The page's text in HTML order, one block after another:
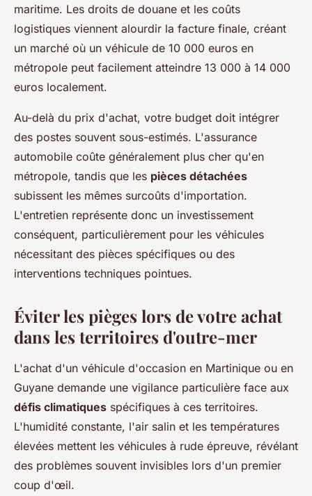
maritime. Les droits de douane et les coûts
logistiques viennent alourdir la facture finale, créant
un marché où un véhicule de 10 000 euros en
métropole peut facilement atteindre 13 000 à 14 000
euros localement.
Au-delà du prix d'achat, votre budget doit intégrer
des postes souvent sous-estimés. L'assurance
automobile coûte généralement plus cher qu'en
métropole, tandis que les pièces détachées
subissent les mêmes surcoûts d'importation.
L'entretien représente donc un investissement
conséquent, particulièrement pour les véhicules
nécessitant des pièces spécifiques ou des
interventions techniques pointues.
Éviter les pièges lors de votre achat
dans les territoires d'outre-mer
L'achat d'un véhicule d'occasion en Martinique ou en
Guyane demande une vigilance particulière face aux
défis climatiques spécifiques à ces territoires.
L'humidité constante, l'air salin et les températures
élevées mettent les véhicules à rude épreuve, révélant
des problèmes souvent invisibles lors d'un premier
coup d'œil.